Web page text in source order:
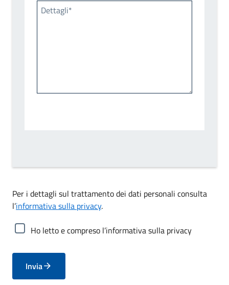
Dettagli*
Per i dettagli sul trattamento dei dati personali consulta
l’informativa sulla privacy.
Ho letto e compreso l’informativa sulla privacy
Invia